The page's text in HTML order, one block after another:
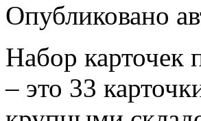
Опубликовано
Набор карточек
– это 33